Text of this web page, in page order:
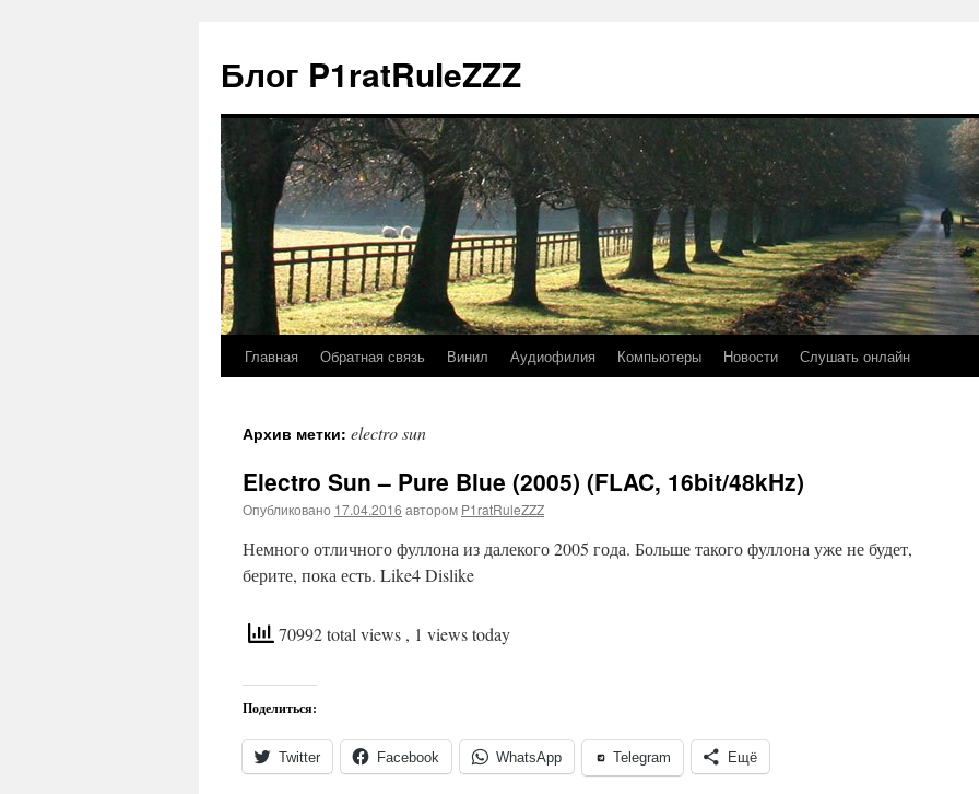
Блог P1ratRuleZZZ
Главная Обратная связь Винил Аудиофилия Компьютеры Новости Слушать онлайн
Архив метки: electro sun
Electro Sun – Pure Blue (2005) (FLAC, 16bit/48kHz)
Опубликовано 17.04.2016 автором P1ratRuleZZZ
Немного отличного фуллона из далекого 2005 года. Больше такого фуллона уже не будет,
берите, пока есть. Like4 Dislike
70992 total views , 1 views today
Поделиться:
Twitter Facebook WhatsApp Telegram Ещё